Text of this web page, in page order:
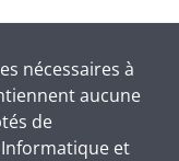
nécessaires à
aucune
de
et